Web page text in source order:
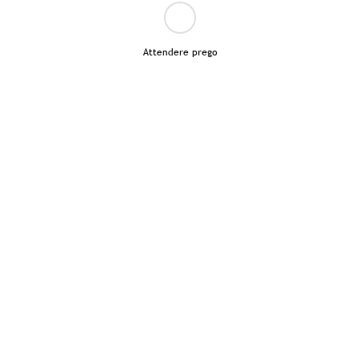
Attendere prego